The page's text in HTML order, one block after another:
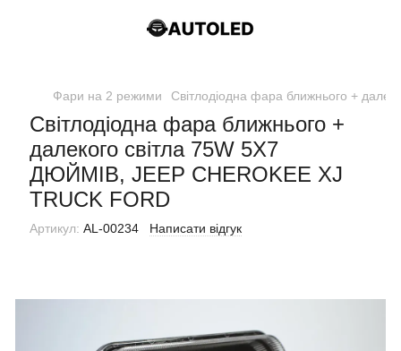
Фари на 2 режими Світлодіодна фара ближнього +
Світлодіодна фара ближнього +
далекого світла 75W 5Х7
ДЮЙМІВ, JEEP CHEROKEE XJ
TRUCK FORD
Артикул: AL-00234 Написати відгук